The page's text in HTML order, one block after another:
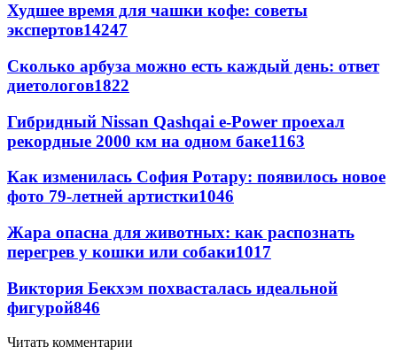
Худшее время для чашки кофе: советы
экспертов14247
Сколько арбуза можно есть каждый день: ответ
диетологов1822
Гибридный Nissan Qashqai e-Power проехал
рекордные 2000 км на одном баке1163
Как изменилась София Ротару: появилось новое
фото 79-летней артистки1046
Жара опасна для животных: как распознать
перегрев у кошки или собаки1017
Виктория Бекхэм похвасталась идеальной
фигурой846
Читать комментарии